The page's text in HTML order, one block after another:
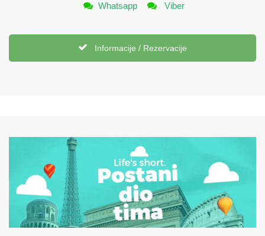
Whatsapp Viber
Informacije / Rezervacije